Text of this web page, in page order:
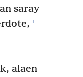
saray
+
alaen